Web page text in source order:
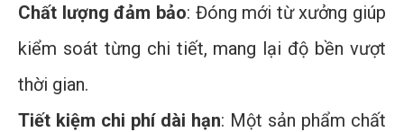
Chất lượng đảm bảo: Đóng mới từ xưởng giúp
kiểm soát từng chi tiết, mang lại độ bền vượt
thời gian.
Tiết kiệm chi phí dài hạn: Một sản phẩm chất